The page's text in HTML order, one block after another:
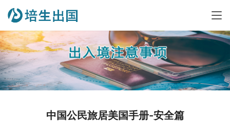
中国公民旅居美国手册-安全篇